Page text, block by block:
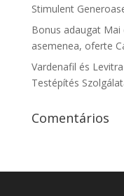
Stimulent
Bonus adaugat Mai
asemenea, oferte
Vardenafil és
Testépítés
Comentários